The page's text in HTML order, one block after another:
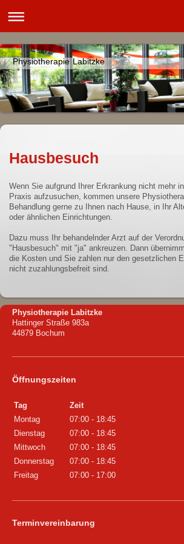
Physiotherapie Labitzke
Hausbesuch
Wenn Sie aufgrund Ihrer Erkrankung nicht mehr
Praxis aufzusuchen, kommen unsere
Behandlung gerne zu Ihnen nach Hause, in Ihr
oder ähnlichen Einrichtungen.
Dazu muss Ihr behandelnder Arzt auf der
"Hausbesuch" mit "ja" ankreuzen. Dann
die Kosten und Sie zahlen nur den gesetzlichen
nicht zuzahlungsbefreit sind.
Physiotherapie Labitzke
Hattinger Straße 983a
44879 Bochum
Öffnungszeiten
Tag
Zeit
Montag
07:00 - 18:45
Dienstag
07:00 - 18:45
Mittwoch
07:00 - 18:45
Donnerstag
07:00 - 18:45
Freitag
07:00 - 17:00
Terminvereinbarung